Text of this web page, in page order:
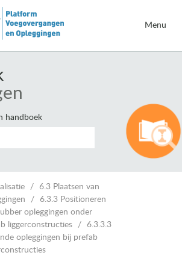
Menu
handboek
opleggingen
6.3 Plaatsen van
6.3.3 Positioneren
opleggingen onder
liggerconstructies
6.3.3.3
opleggingen bij prefab